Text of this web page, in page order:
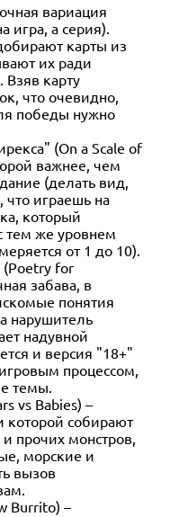
вариация
игра, а серия).
карты из
их ради
карту
что очевидно,
победы нужно
(On a Scale of
важнее, чем
(делать вид,
что играешь на
который
тем же уровнем
от 1 до 10).
(Poetry for
забава, в
понятия
нарушитель
надувной
и версия "18+"
процессом,
темы.
vs Babies) –
которой собирают
прочих монстров,
морские и
вызов
Burrito) –